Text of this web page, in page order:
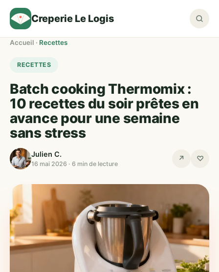
Creperie Le Logis
Accueil · Recettes
RECETTES
Batch cooking Thermomix :
10 recettes du soir prêtes en
avance pour une semaine
sans stress
Julien C.
16 mai 2026 · 6 min de lecture
↗ ♡